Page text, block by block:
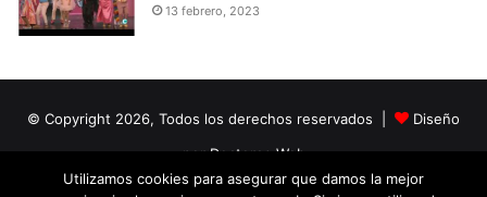
13 febrero, 2023
© Copyright 2026, Todos los derechos reservados |
Diseño
por Doctores Web
Utilizamos cookies para asegurar que damos la mejor